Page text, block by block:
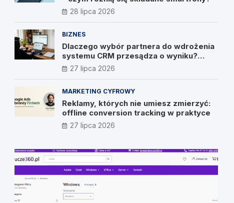
28 lipca 2026
BIZNES
Dlaczego wybór partnera do wdrożenia
systemu CRM przesądza o wyniku?
Wywiad z Pawłem Prymakowskim, CEO
IT Vision
27 lipca 2026
MARKETING CYFROWY
Reklamy, których nie umiesz zmierzyć:
offline conversion tracking w praktyce
27 lipca 2026